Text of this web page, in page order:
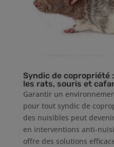
Syndic de
les rats, souris et
Garantir un
pour tout syndic de
des nuisibles peut
en interventions anti-
offre des solutions